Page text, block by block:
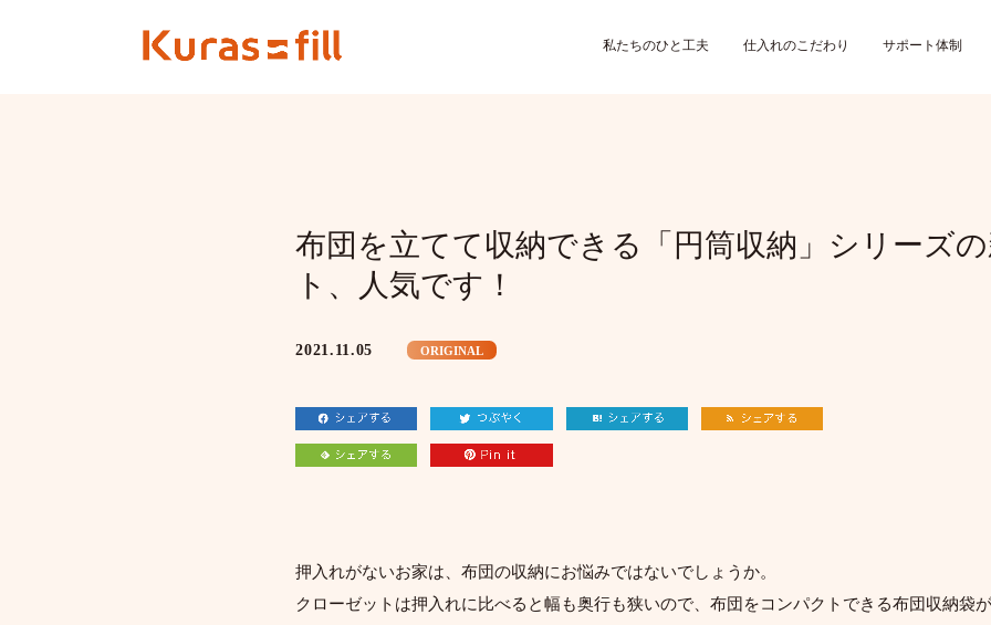
私たちのひと工夫 仕入れのこだわり サポート体制
布団を立てて収納できる「円筒収納」シリーズ
ト、人気です！
2021.11.05 ORIGINAL
押入れがないお家は、布団の収納にお悩みではないでしょうか。
クローゼットは押入れに比べると幅も奥行も狭いので、布団をコンパクトできる布団収納袋が